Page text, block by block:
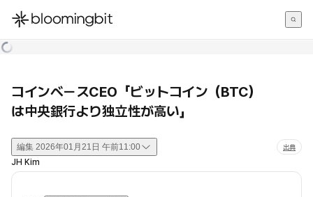
한국어
コインベースCEO「ビットコイン（BTC）
は中央銀行より独立性が高い」
編集 2026年01月21日 午前11:00 出典
JH Kim